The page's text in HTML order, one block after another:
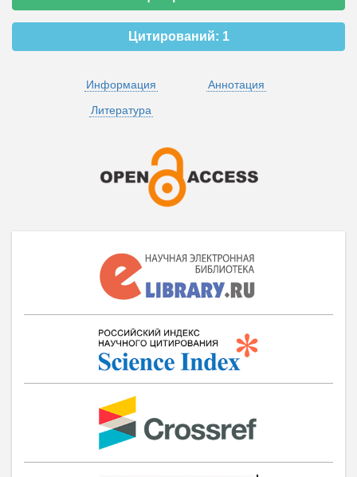
Цитирований: 1
Информация
Аннотация
Литература